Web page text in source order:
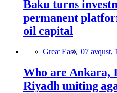
Baku turns
permanent
oil capital
Great East, 07 avqust,
Who are Ankara,
Riyadh uniting